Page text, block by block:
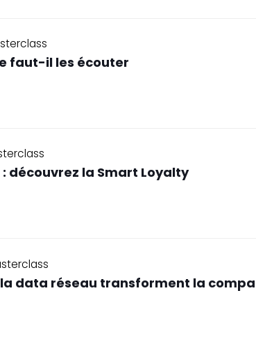
faut-il les écouter
découvrez la Smart Loyalty
la data réseau transforment la